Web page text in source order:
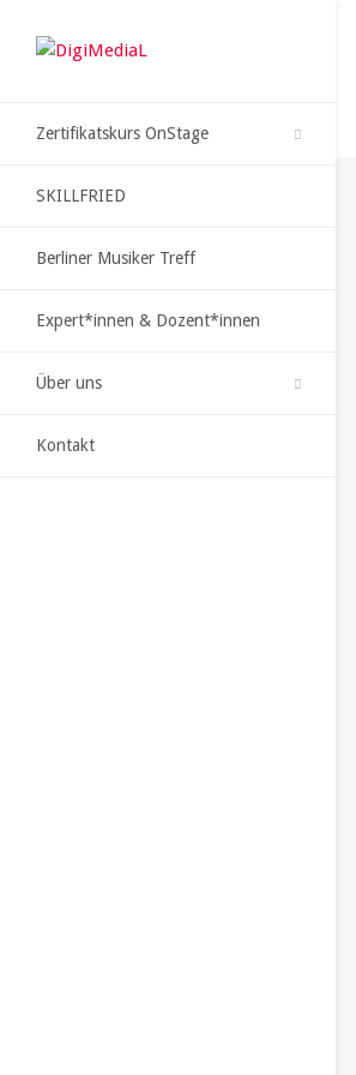
Zertifikatskurs OnStage
SKILLFRIED
Berliner Musiker Treff
Expert*innen & Dozent*innen
Über uns
Kontakt